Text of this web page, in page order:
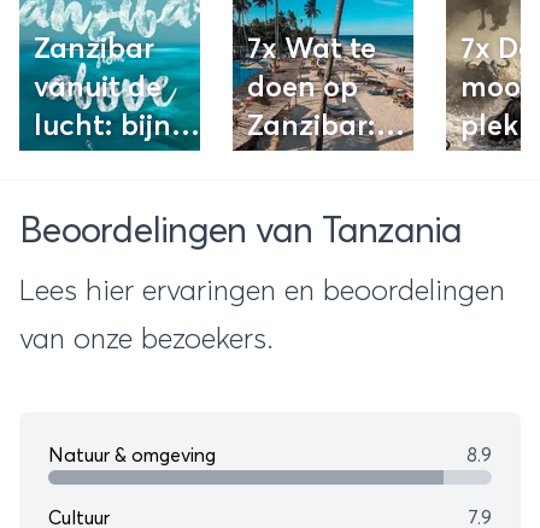
Zanzibar
vanuit de
lucht: bijna
7x Wat te
doen op
Zanzibar:
7x De
Beoordelingen van Tanzania
Lees hier ervaringen en beoordelingen
van onze bezoekers.
Natuur & omgeving 8.9
Cultuur 7.9